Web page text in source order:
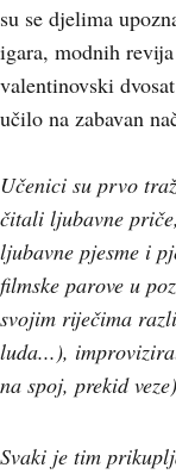
su se djelima
igara, modnih
valentinovski
učilo na zabavan
Učenici su prvo
čitali ljubavne
ljubavne pjesme i
filmske parove u
svojim riječima
luda...),
na spoj, prekid
Svaki je tim